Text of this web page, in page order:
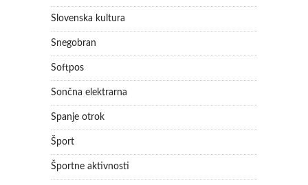
Slovenska kultura
Snegobran
Softpos
Sončna elektrarna
Spanje otrok
Šport
Športne aktivnosti